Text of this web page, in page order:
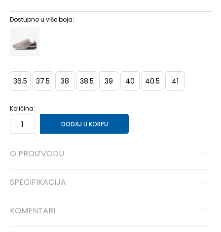
Dostupno u više boja:
36.5 37.5 38 38.5 39 40 40.5 41
Količina:
DODAJ U KORPU
O PROIZVODU
SPECIFIKACIJA
KOMENTARI